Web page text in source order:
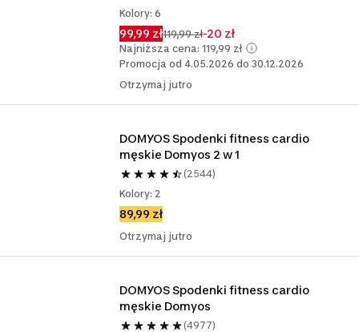
Kolory: 6
99,99 zł119,99 zł-20 zł
Najniższa cena: 119,99 zł
Promocja od 4.05.2026 do 30.12.2026
Otrzymaj jutro
DOMYOS Spodenki fitness cardio
męskie Domyos 2 w 1
(2544)
Kolory: 2
89,99 zł
Otrzymaj jutro
DOMYOS Spodenki fitness cardio
męskie Domyos
(4977)